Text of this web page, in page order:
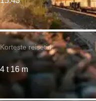
Korteste reisetid:
4 t 16 m